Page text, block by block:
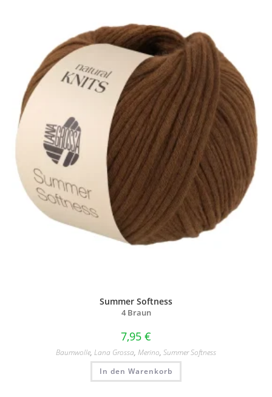
Summer Softness
4 Braun
7,95 €
Baumwolle, Lana Grossa, Merino, Summer Softness
In den Warenkorb